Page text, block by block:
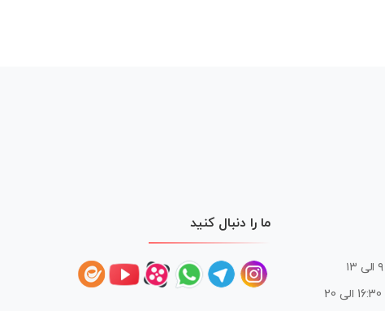
۹ الی ۱۳
16:30 الی 20
ما را دنبال کنید